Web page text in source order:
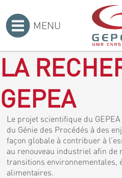
MENU
LA
GEPEA
Le projet scientifique du
du Génie des Procédés à des
façon globale à contribuer à
au renouveau industriel afin de
transitions environnementales,
alimentaires.